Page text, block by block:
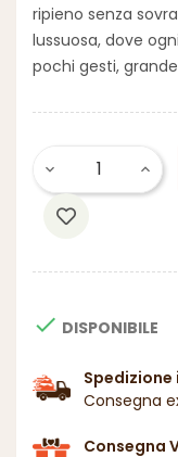
ripieno senza
lussuosa, dove
pochi gesti,
 DISPONIBILE
Consegna
Consegna